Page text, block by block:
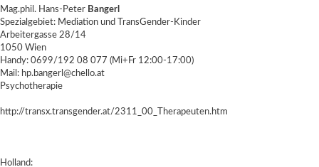
Mag.phil. Hans-Peter Bangerl
Spezialgebiet: Mediation und TransGender-Kinder
Arbeitergasse 28/14
1050 Wien
Handy: 0699/192 08 077 (Mi+Fr 12:00-17:00)
Mail: hp.bangerl@chello.at
Psychotherapie
http://transx.transgender.at/2311_00_Therapeuten.htm
Holland: